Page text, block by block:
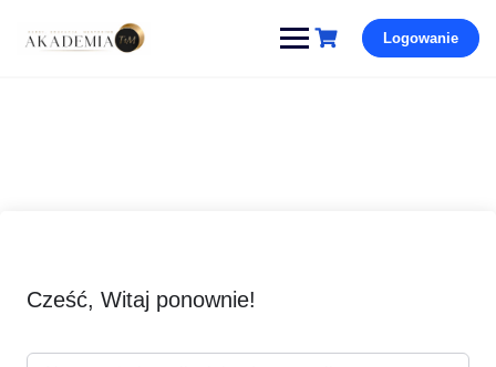
Logowanie
Cześć, Witaj ponownie!